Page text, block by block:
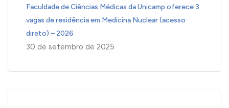
Faculdade de Ciências Médicas da Unicamp oferece 3
vagas de residência em Medicina Nuclear (acesso
direto) – 2026
30 de setembro de 2025